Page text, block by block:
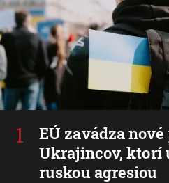
EÚ zavádza
Ukrajincov, ktorí
ruskou agresiou